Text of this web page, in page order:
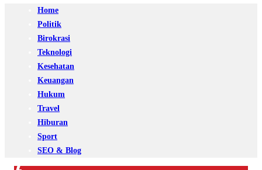
Home
Politik
Birokrasi
Teknologi
Kesehatan
Keuangan
Hukum
Travel
Hiburan
Sport
SEO & Blog